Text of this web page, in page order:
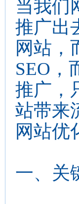
当我们
推广出
网站，
SEO，
推广，
站带来
网站优
一、关